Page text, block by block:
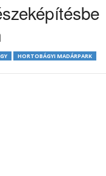
HORTOBÁGYI MADÁRPARK